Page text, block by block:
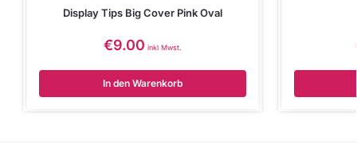
Display Tips Big Cover Pink Oval
€9.00 inkl Mwst.
In den Warenkorb